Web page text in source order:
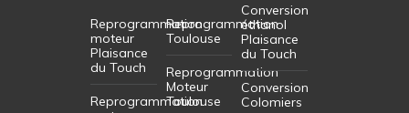
Reprogrammation
moteur
Plaisance
du Touch
Reprogrammation
Reprogrammation
Toulouse
Reprogrammation
Moteur
Toulouse
Conversion
éthanol
Plaisance
du Touch
Conversion
Colomiers